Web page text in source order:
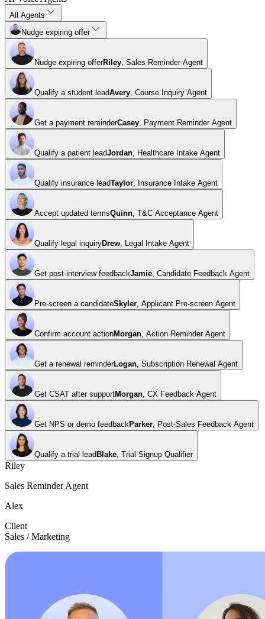
All Agents
Nudge expiring offer
Nudge expiring offerRiley, Sales Reminder Agent
Qualify a student leadAvery, Course Inquiry Agent
Get a payment reminderCasey, Payment Reminder Agent
Qualify a patient leadJordan, Healthcare Intake Agent
Qualify insurance leadTaylor, Insurance Intake Agent
Accept updated termsQuinn, T&C Acceptance Agent
Qualify legal inquiryDrew, Legal Intake Agent
Get post-interview feedbackJamie, Candidate Feedback Agent
Pre-screen a candidateSkyler, Applicant Pre-screen Agent
Confirm account actionMorgan, Action Reminder Agent
Get a renewal reminderLogan, Subscription Renewal Agent
Get CSAT after supportMorgan, CX Feedback Agent
Get NPS or demo feedbackParker, Post-Sales Feedback Agent
Qualify a trial lead Blake, Trial Signup Qualifier
Riley
Sales Reminder Agent
Alex
Client
Sales / Marketing